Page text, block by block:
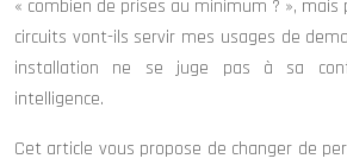
« combien de prises au minimum ? »,
circuits vont-ils servir mes usages de
installation ne se juge pas à sa
intelligence.
Cet article vous propose de changer de